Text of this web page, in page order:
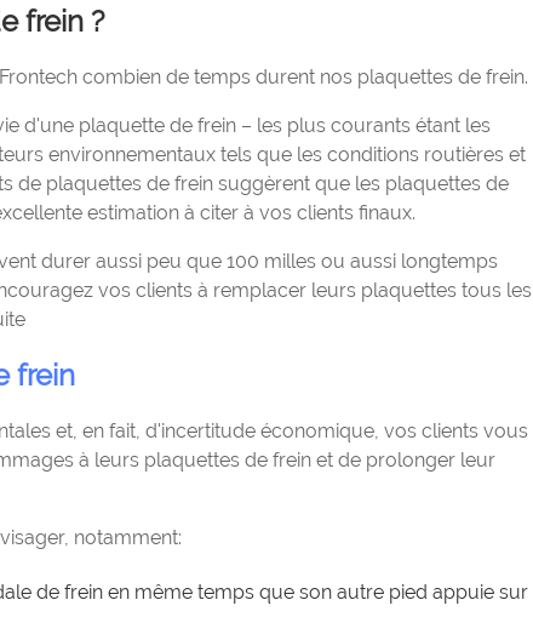
frein ?
combien de temps durent nos plaquettes de frein.
d'une plaquette de frein – les plus courants étant les
environnementaux tels que les conditions routières et
de plaquettes de frein suggèrent que les plaquettes de
estimation à citer à vos clients finaux.
durer aussi peu que 100 milles ou aussi longtemps
vos clients à remplacer leurs plaquettes tous les
frein
et, en fait, d'incertitude économique, vos clients vous
à leurs plaquettes de frein et de prolonger leur
notamment:
de frein en même temps que son autre pied appuie sur